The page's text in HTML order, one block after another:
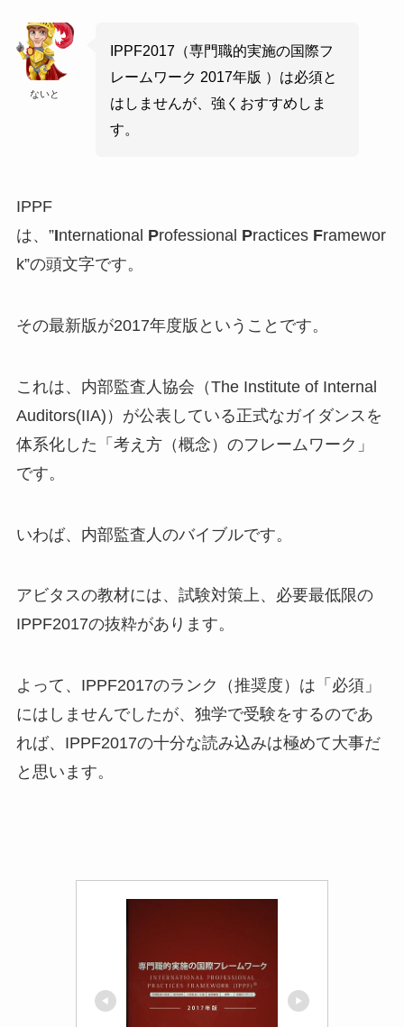
ないと
IPPF2017（専門職的実施の国際フ
レームワーク 2017年版 ）は必須と
はしませんが、強くおすすめしま
す。
IPPF
は、”International Professional PracticesFramewor
k”の頭文字です。
その最新版が2017年度版ということです。
これは、内部監査人協会（The Institute of Internal
Auditors(IIA)）が公表している正式なガイダンスを
体系化した「考え方（概念）のフレームワーク」
です。
いわば、内部監査人のバイブルです。
アビタスの教材には、試験対策上、必要最低限の
IPPF2017の抜粋があります。
よって、IPPF2017のランク（推奨度）は「必須」
にはしませんでしたが、独学で受験をするのであ
れば、IPPF2017の十分な読み込みは極めて大事だ
と思います。